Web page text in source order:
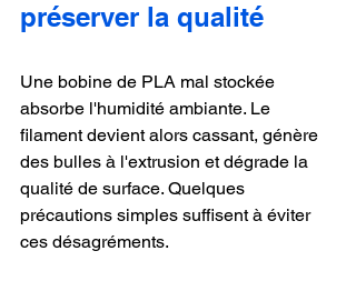
préserver la qualité
Une bobine de PLA mal stockée
absorbe l'humidité ambiante. Le
filament devient alors cassant, génère
des bulles à l'extrusion et dégrade la
qualité de surface. Quelques
précautions simples suffisent à éviter
ces désagréments.